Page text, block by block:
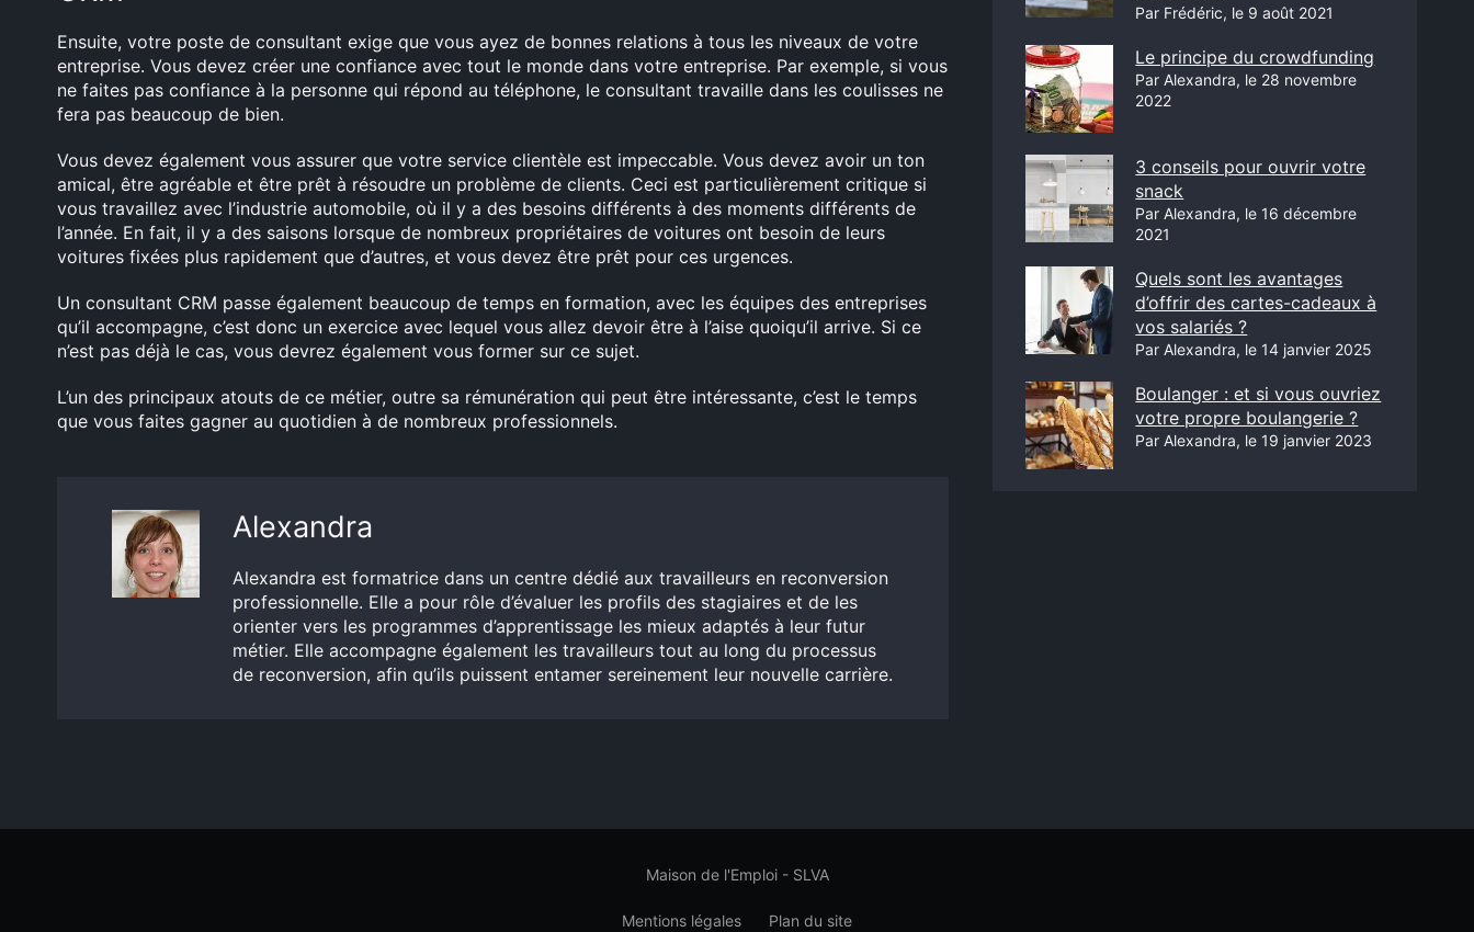
Ensuite, votre poste de consultant exige que vous ayez de bonnes relations à tous les niveaux de votre
entreprise. Vous devez créer une confiance avec tout le monde dans votre entreprise. Par exemple, si vous
ne faites pas confiance à la personne qui répond au téléphone, le consultant travaille dans les coulisses ne
fera pas beaucoup de bien.
Vous devez également vous assurer que votre service clientèle est impeccable. Vous devez avoir un ton
amical, être agréable et être prêt à résoudre un problème de clients. Ceci est particulièrement critique si
vous travaillez avec l’industrie automobile, où il y a des besoins différents à des moments différents de
l’année. En fait, il y a des saisons lorsque de nombreux propriétaires de voitures ont besoin de leurs
voitures fixées plus rapidement que d’autres, et vous devez être prêt pour ces urgences.
Un consultant CRM passe également beaucoup de temps en formation, avec les équipes des entreprises
qu’il accompagne, c’est donc un exercice avec lequel vous allez devoir être à l’aise quoiqu’il arrive. Si ce
n’est pas déjà le cas, vous devrez également vous former sur ce sujet.
L’un des principaux atouts de ce métier, outre sa rémunération qui peut être intéressante, c’est le temps
que vous faites gagner au quotidien à de nombreux professionnels.
Alexandra
Alexandra est formatrice dans un centre dédié aux travailleurs en reconversion
professionnelle. Elle a pour rôle d’évaluer les profils des stagiaires et de les
orienter vers les programmes d’apprentissage les mieux adaptés à leur futur
métier. Elle accompagne également les travailleurs tout au long du processus
de reconversion, afin qu’ils puissent entamer sereinement leur nouvelle carrière.
Par Frédéric, le 9 août 2021
Le principe du crowdfunding
Par Alexandra, le 28 novembre
2022
3 conseils pour ouvrir votre
snack
Par Alexandra, le 16 décembre
2021
Quels sont les avantages
d’offrir des cartes-cadeaux à
vos salariés ?
Par Alexandra, le 14 janvier 2025
Boulanger : et si vous ouvriez
votre propre boulangerie ?
Par Alexandra, le 19 janvier 2023
Maison de l'Emploi - SLVA
Mentions légales Plan du site